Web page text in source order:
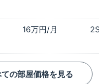
16万円/月
の部屋価格を見る